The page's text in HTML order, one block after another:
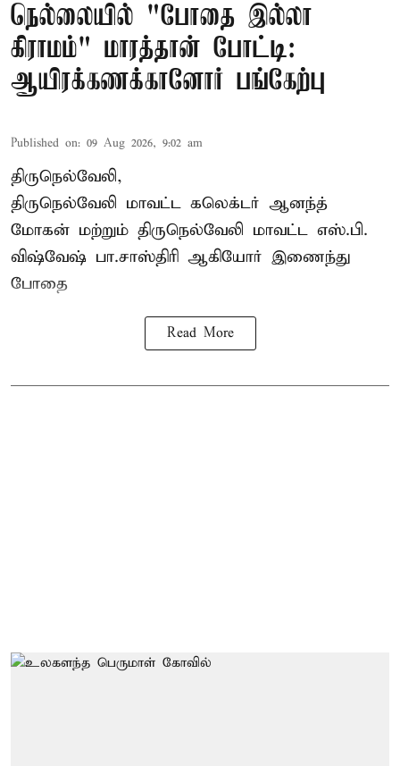
நெல்லையில் "போதை இல்லா
கிராமம்" மாரத்தான் போட்டி:
ஆயிரக்கணக்கானோர் பங்கேற்பு
Published on: 09 Aug 2026, 9:02 am
திருநெல்வேலி,
திருநெல்வேலி மாவட்ட கலெக்டர் ஆனந்த்
மோகன் மற்றும் திருநெல்வேலி மாவட்ட எஸ்.பி.
விஷ்வேஷ் பா.சாஸ்திரி ஆகியோர் இணைந்து
போதை
Read More